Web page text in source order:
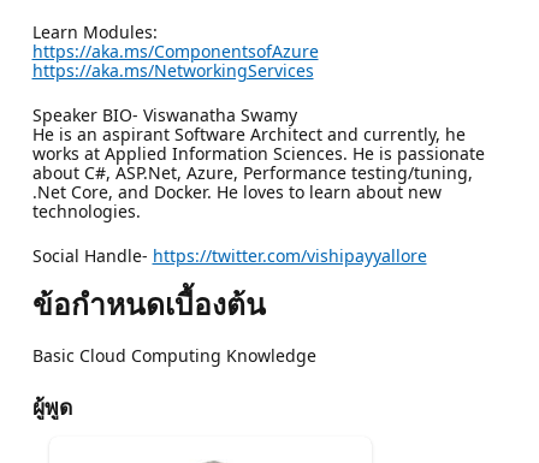
Learn Modules:
https://aka.ms/ComponentsofAzure
https://aka.ms/NetworkingServices
Speaker BIO- Viswanatha Swamy
He is an aspirant Software Architect and currently, he
works at Applied Information Sciences. He is passionate
about C#, ASP.Net, Azure, Performance testing/tuning,
.Net Core, and Docker. He loves to learn about new
technologies.
Social Handle- https://twitter.com/vishipayyallore
ข้อกำหนดเบื้องต้น
Basic Cloud Computing Knowledge
ผู้พูด